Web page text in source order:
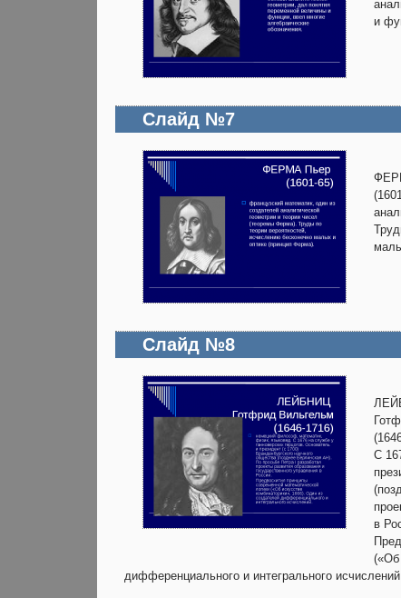
и
Слайд №7
Слайд №8
С
в
(«Об
дифференциального и интегрального